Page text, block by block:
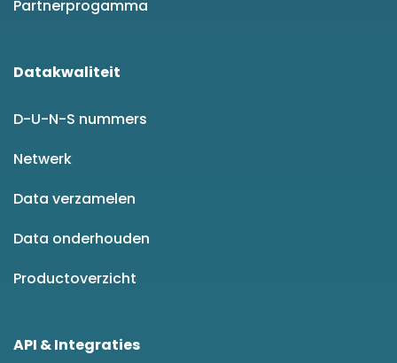
Partnerprogamma
Datakwaliteit
D-U-N-S nummers
Netwerk
Data verzamelen
Data onderhouden
Productoverzicht
API & Integraties